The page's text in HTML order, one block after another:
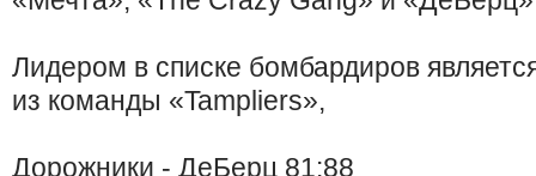
Лидером в списке бомбардиров
из команды «Tampliers»,
Дорожники - ДеБерц 81:88